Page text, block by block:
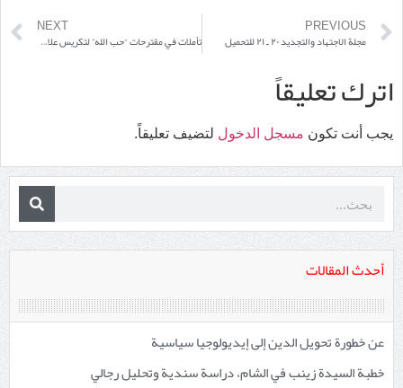
أحدث المقالات
عن خطورة تحويل الدين إلى إيديولوجيا سياسية
خطبة السيدة زينب في الشام، دراسة سندية وتحليل رجالي
PREVIOUS
مجلة الاجتهاد والتجديد ٢٠ ـ ٢١ للتحميل
NEXT
تأملات في مقترحات “حب الله” لتكريس علاقات التقارب
اترك تعليقاً
يجب أنت تكون مسجل الدخول لتضيف تعليقاً.